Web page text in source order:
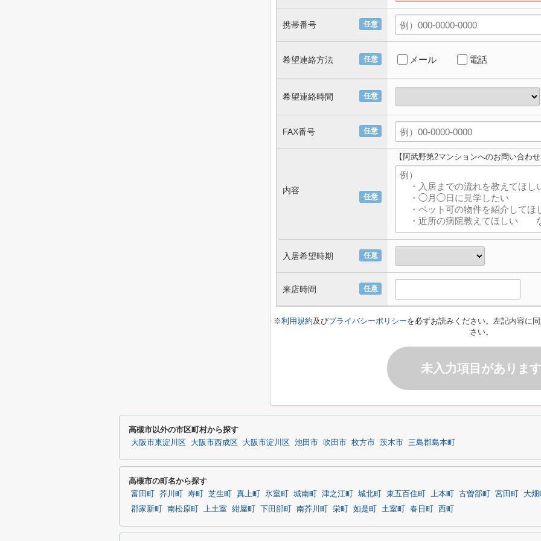
任意
携帯番号
任意
希望連絡方法 メール 電話
任意
希望連絡時間
任意
FAX番号
任意
内容
【阿武野第2マンションへのお問い合わ
任意
入居希望時期
任意
来店時間
※利用規約及びプライバシーポリシーを必ずお読みください。左記内容に
さい。
未入力項目があります
高槻市以外の市区町村から探す
大阪市東淀川区 大阪市西成区 大阪市淀川区 池田市 吹田市 枚方市 茨木市 三島郡島本町
高槻市の町名から探す
富田町 芥川町 寿町 芝生町 真上町 氷室町 城南町 津之江町 城北町 東五百住町 上本町 古曽部町 宮田町
大畑
郡家新町
南松原町 上土室 紺屋町 下田部町 南芥川町 栄町 如是町 土室町 春日町 西町